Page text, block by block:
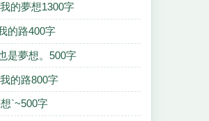
的夢想1300字
的路400字
是夢想。500字
的路800字
`~500字